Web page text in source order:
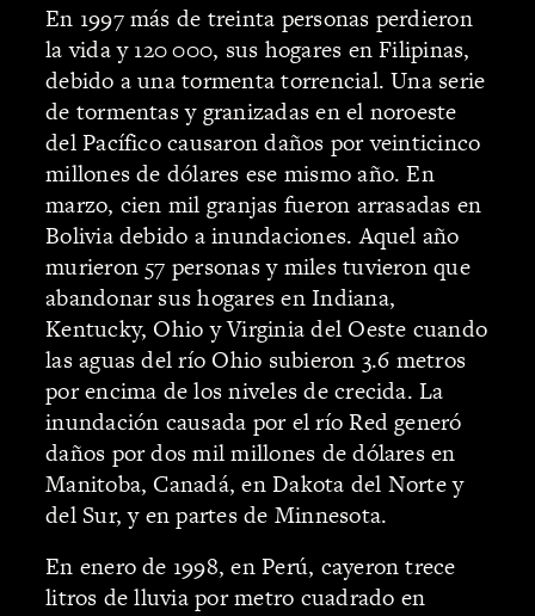
En 1997 más de treinta personas perdieron
la vida y 120 000, sus hogares en Filipinas,
debido a una tormenta torrencial. Una serie
de tormentas y granizadas en el noroeste
del Pacífico causaron daños por veinticinco
millones de dólares ese mismo año. En
marzo, cien mil granjas fueron arrasadas en
Bolivia debido a inundaciones. Aquel año
murieron 57 personas y miles tuvieron que
abandonar sus hogares en Indiana,
Kentucky, Ohio y Virginia del Oeste cuando
las aguas del río Ohio subieron 3.6 metros
por encima de los niveles de crecida. La
inundación causada por el río Red generó
daños por dos mil millones de dólares en
Manitoba, Canadá, en Dakota del Norte y
del Sur, y en partes de Minnesota.
En enero de 1998, en Perú, cayeron trece
litros de lluvia por metro cuadrado en